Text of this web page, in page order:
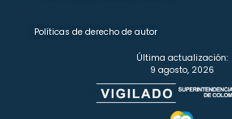
Políticas de derecho de autor
Última actualización:
9 agosto, 2026